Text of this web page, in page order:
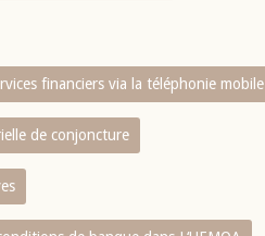
financiers via la téléphonie mobile
de conjoncture